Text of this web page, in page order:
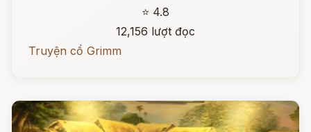
⭐ 4.8
12,156 lượt đọc
Truyện cổ Grimm